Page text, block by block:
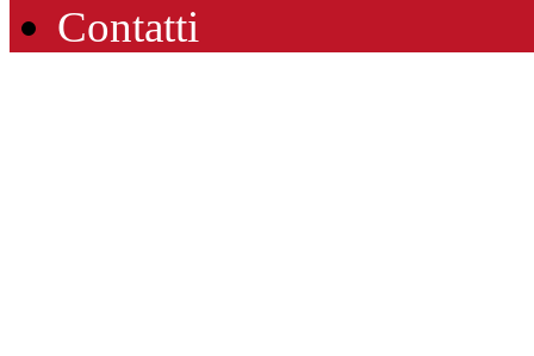
Contatti